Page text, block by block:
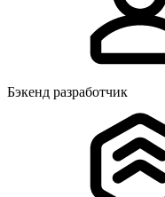
Бэкенд разработчик